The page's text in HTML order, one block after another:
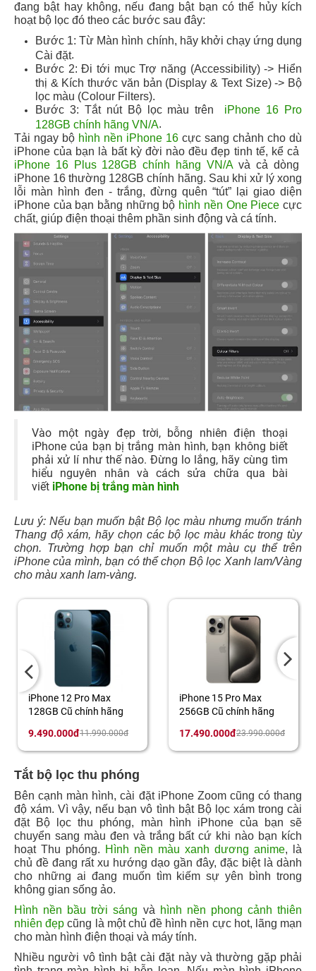
đang bật hay không, nếu đang bật bạn có thể hủy kích
hoạt bộ lọc đó theo các bước sau đây:
Bước 1: Từ Màn hình chính, hãy khởi chạy ứng dụng
Cài đặt.
Bước 2: Đi tới mục Trợ năng (Accessibility) -> Hiển
thị & Kích thước văn bản (Display & Text Size) -> Bộ
lọc màu (Colour Filters).
Bước 3: Tắt nút Bộ lọc màu trên iPhone 16 Pro
128GB chính hãng VN/A.
Tải ngay bộ hình nền iPhone 16 cực sang chảnh cho dù
iPhone của bạn là bất kỳ đời nào đều đẹp tinh tế, kể cả
iPhone 16 Plus 128GB chính hãng VN/Avà cả dòng
iPhone 16 thường 128GB chính hãng. Sau khi xử lý xong
lỗi màn hình đen - trắng, đừng quên “tút” lại giao diện
iPhone của bạn bằng những bộ hình nền One Piece cực
chất, giúp điện thoại thêm phần sinh động và cá tính.
Vào một ngày đẹp trời, bỗng nhiên điện thoại
iPhone của bạn bị trắng màn hình, bạn không biết
phải xử lí như thế nào. Đừng lo lắng, hãy cùng tìm
hiểu nguyên nhân và cách sửa chữa qua bài
viết iPhone bị trắng màn hình
Lưu ý: Nếu bạn muốn bật Bộ lọc màu nhưng muốn tránh
Thang độ xám, hãy chọn các bộ lọc màu khác trong tùy
chọn. Trường hợp bạn chỉ muốn một màu cụ thể trên
iPhone của mình, bạn có thể chọn Bộ lọc Xanh lam/Vàng
cho màu xanh lam-vàng.
iPhone 15 Pro Max
256GB Cũ chính hãng
17.490.000đ23.990.000đ
iPhone 11 Pro Max
64GB Cũ chính hãng
4.990.000đ8.990.000đ
Tắt bộ lọc thu phóng
Bên cạnh màn hình, cài đặt iPhone Zoom cũng có thang
độ xám. Vì vậy, nếu bạn vô tình bật Bộ lọc xám trong cài
đặt Bộ lọc thu phóng, màn hình iPhone của bạn sẽ
chuyển sang màu đen và trắng bất cứ khi nào bạn kích
hoạt Thu phóng. Hình nền màu xanh dương anime, là
chủ đề đang rất xu hướng dạo gần đây, đặc biệt là dành
cho những ai đang muốn tìm kiếm sự yên bình trong
không gian sống ảo.
Hình nền bầu trời sáng và hình nền phong cảnh thiên
nhiên đẹp cũng là một chủ đề hình nền cực hot, lãng mạn
cho màn hình điện thoại và máy tính.
Nhiều người vô tình bật cài đặt này và thường gặp phải